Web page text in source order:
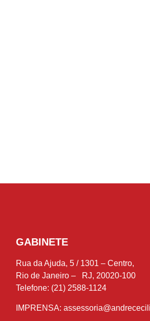
GABINETE
Rua da Ajuda, 5 / 1301 – Centro,
Rio de Janeiro – RJ, 20020-100
Telefone: (21) 2588-1124
IMPRENSA: